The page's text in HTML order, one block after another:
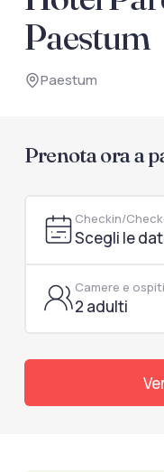
documenti di viaggio.
Paestum
Paestum
Prenota ora a
Checkin/
Scegli le
Camere e ospiti
2 adulti